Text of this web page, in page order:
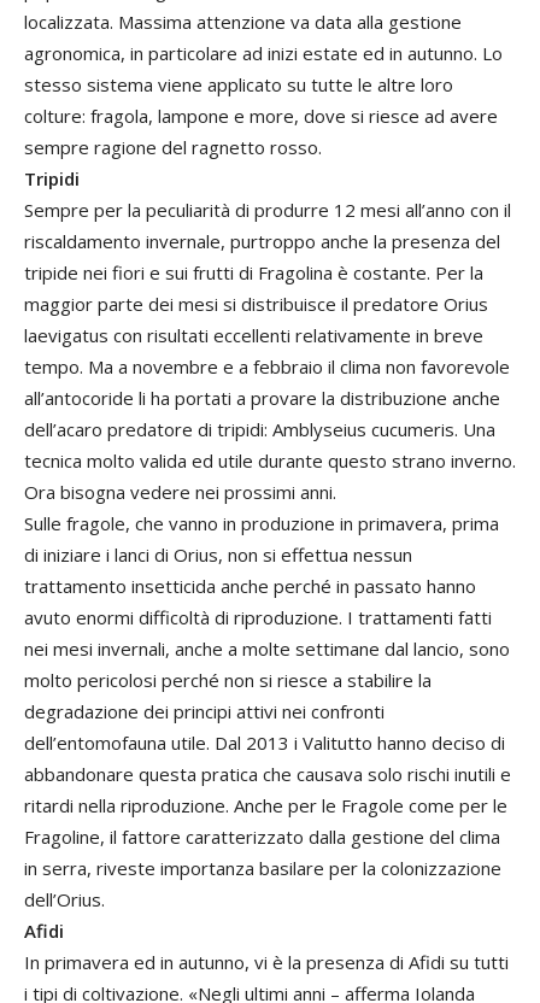
localizzata. Massima attenzione va data alla gestione
agronomica, in particolare ad inizi estate ed in autunno. Lo
stesso sistema viene applicato su tutte le altre loro
colture: fragola, lampone e more, dove si riesce ad avere
sempre ragione del ragnetto rosso.
Tripidi
Sempre per la peculiarità di produrre 12 mesi all’anno con il
riscaldamento invernale, purtroppo anche la presenza del
tripide nei fiori e sui frutti di Fragolina è costante. Per la
maggior parte dei mesi si distribuisce il predatore Orius
laevigatus con risultati eccellenti relativamente in breve
tempo. Ma a novembre e a febbraio il clima non favorevole
all’antocoride li ha portati a provare la distribuzione anche
dell’acaro predatore di tripidi: Amblyseius cucumeris. Una
tecnica molto valida ed utile durante questo strano inverno.
Ora bisogna vedere nei prossimi anni.
Sulle fragole, che vanno in produzione in primavera, prima
di iniziare i lanci di Orius, non si effettua nessun
trattamento insetticida anche perché in passato hanno
avuto enormi difficoltà di riproduzione. I trattamenti fatti
nei mesi invernali, anche a molte settimane dal lancio, sono
molto pericolosi perché non si riesce a stabilire la
degradazione dei principi attivi nei confronti
dell’entomofauna utile. Dal 2013 i Valitutto hanno deciso di
abbandonare questa pratica che causava solo rischi inutili e
ritardi nella riproduzione. Anche per le Fragole come per le
Fragoline, il fattore caratterizzato dalla gestione del clima
in serra, riveste importanza basilare per la colonizzazione
dell’Orius.
Afidi
In primavera ed in autunno, vi è la presenza di Afidi su tutti
i tipi di coltivazione. «Negli ultimi anni – afferma Iolanda